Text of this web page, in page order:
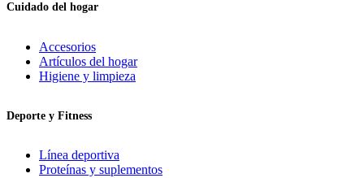
Cuidado del hogar
Accesorios
Artículos del hogar
Higiene y limpieza
Deporte y Fitness
Línea deportiva
Proteínas y suplementos